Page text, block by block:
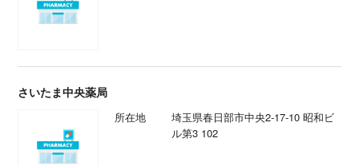
さいたま中央薬局
所在地
埼玉県春日部市中央2-17-10 昭和ビ
ル第3 102